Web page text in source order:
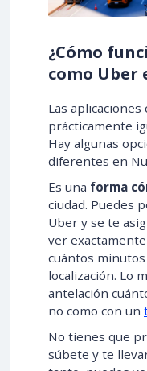
¿Cómo
como Uber
Las
prácticamente
Hay algunas
diferentes en
Es una forma
ciudad. Puedes
Uber y se te
ver
cuántos
localización. Lo
antelación
no como con un
No tienes que
súbete y te